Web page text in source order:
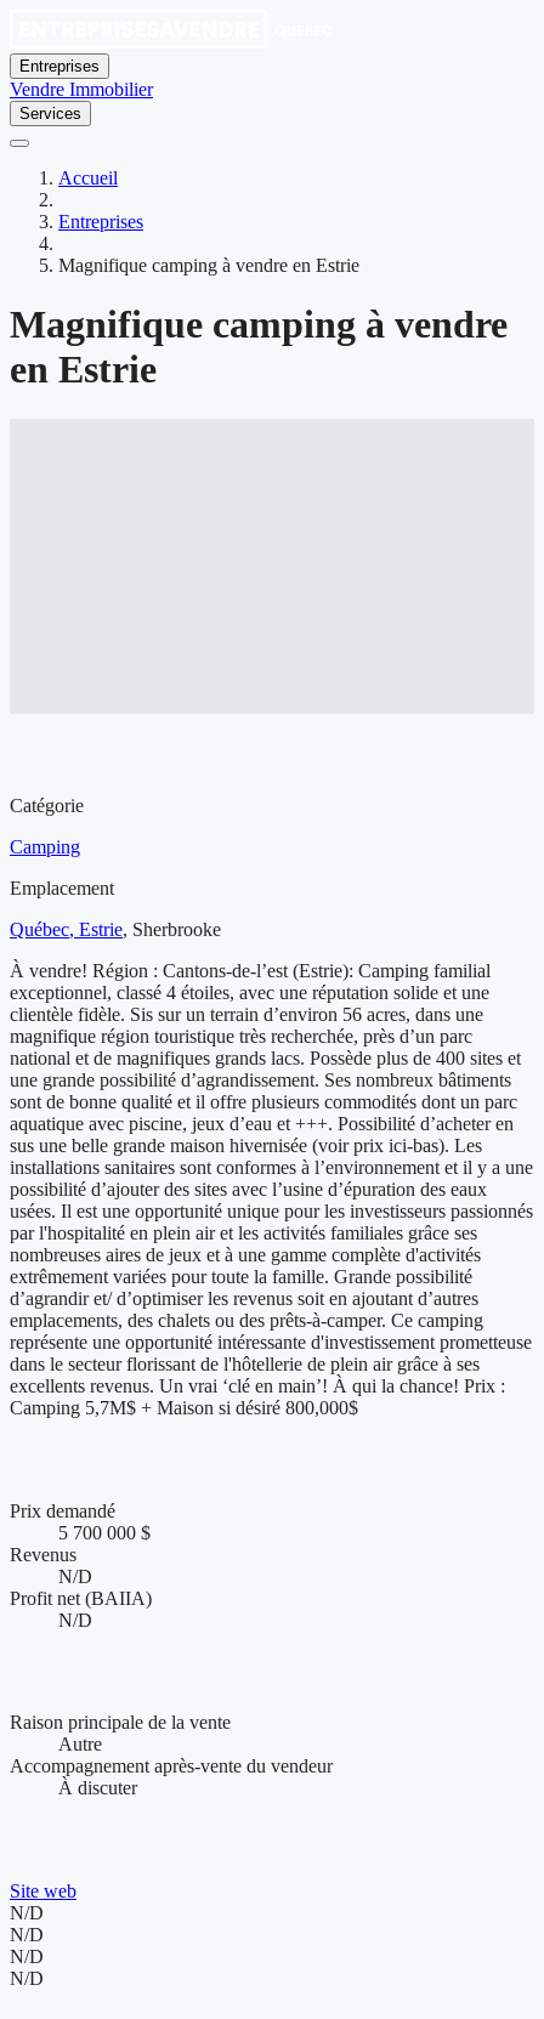
Entreprises
Vendre Immobilier
Services
Accueil
Entreprises
Magnifique camping à vendre en Estrie
Magnifique camping à vendre
en Estrie
Catégorie
Camping
Emplacement
Québec, Estrie, Sherbrooke
À vendre! Région : Cantons-de-l’est (Estrie): Camping familial
exceptionnel, classé 4 étoiles, avec une réputation solide et une
clientèle fidèle. Sis sur un terrain d’environ 56 acres, dans une
magnifique région touristique très recherchée, près d’un parc
national et de magnifiques grands lacs. Possède plus de 400 sites et
une grande possibilité d’agrandissement. Ses nombreux bâtiments
sont de bonne qualité et il offre plusieurs commodités dont un parc
aquatique avec piscine, jeux d’eau et +++. Possibilité d’acheter en
sus une belle grande maison hivernisée (voir prix ici-bas). Les
installations sanitaires sont conformes à l’environnement et il y a une
possibilité d’ajouter des sites avec l’usine d’épuration des eaux
usées. Il est une opportunité unique pour les investisseurs passionnés
par l'hospitalité en plein air et les activités familiales grâce ses
nombreuses aires de jeux et à une gamme complète d'activités
extrêmement variées pour toute la famille. Grande possibilité
d’agrandir et/ d’optimiser les revenus soit en ajoutant d’autres
emplacements, des chalets ou des prêts-à-camper. Ce camping
représente une opportunité intéressante d'investissement prometteuse
dans le secteur florissant de l'hôtellerie de plein air grâce à ses
excellents revenus. Un vrai ‘clé en main’! À qui la chance! Prix :
Camping 5,7M$ + Maison si désiré 800,000$
Prix demandé
5 700 000 $
Revenus
N/D
Profit net (BAIIA)
N/D
Raison principale de la vente
Autre
Accompagnement après-vente du vendeur
À discuter
Site web
N/D
N/D
N/D
N/D